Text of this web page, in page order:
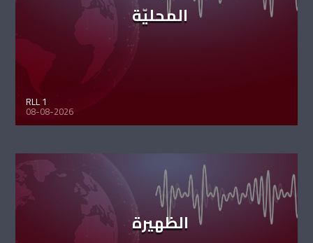
المحليّة
RLL 1
08-08-2026
الظهيرة